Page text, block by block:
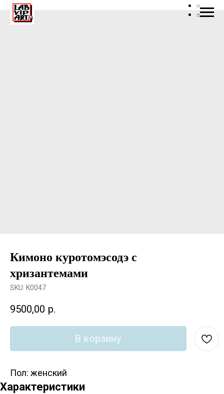
Кимоно куротомэсодэ с
хризантемами
SKU: K0047
9500,00 р.
В корзину
Пол: женский
Характеристики